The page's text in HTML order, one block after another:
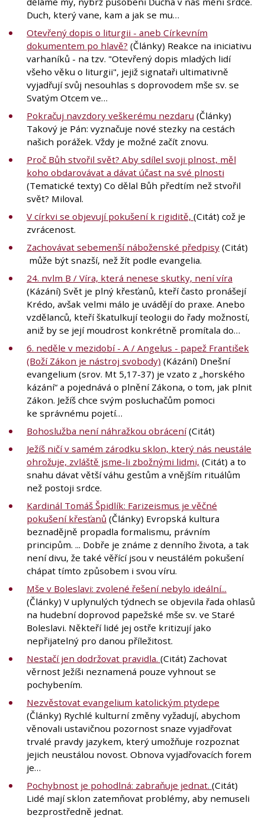
Duch, který vane, kam a jak se mu…
Otevřený dopis o liturgii - aneb Církevním
dokumentem po hlavě? (Články) Reakce na iniciativu
varhaníků - na tzv. "Otevřený dopis mladých lidí
všeho věku o liturgii", jejiž signataři ultimativně
vyjadřují svůj nesouhlas s doprovodem mše sv. se
Svatým Otcem ve…
Pokračuj navzdory veškerému nezdaru (Články)
Takový je Pán: vyznačuje nové stezky na cestách
našich porážek. Vždy je možné začít znovu.
Proč Bůh stvořil svět? Aby sdílel svoji plnost, měl
koho obdarovávat a dávat účast na své plnosti
(Tematické texty) Co dělal Bůh předtím než stvořil
svět? Miloval.
V církvi se objevují pokušení k rigiditě, (Citát) což je
zvrácenost.
Zachovávat sebemenší náboženské předpisy (Citát)
může být snazší, než žít podle evangelia.
24. nvlm B / Víra, která nenese skutky, není víra
(Kázání) Svět je plný křesťanů, kteří často pronášejí
Krédo, avšak velmi málo je uvádějí do praxe. Anebo
vzdělanců, kteří škatulkují teologii do řady možností,
aniž by se její moudrost konkrétně promítala do…
6. neděle v mezidobí - A / Angelus - papež František
(Boží Zákon je nástroj svobody) (Kázání) Dnešní
evangelium (srov. Mt 5,17-37) je vzato z „horského
kázání“ a pojednává o plnění Zákona, o tom, jak plnit
Zákon. Ježíš chce svým posluchačům pomoci
ke správnému pojetí…
Bohoslužba není náhražkou obrácení(Citát)
Ježíš ničí v samém zárodku sklon, který nás neustále
ohrožuje, zvláště jsme-li zbožnými lidmi, (Citát) a to
snahu dávat větší váhu gestům a vnějším rituálům
než postoji srdce.
Kardinál Tomáš Špidlík: Farizeismus je věčné
pokušení křesťanů (Články) Evropská kultura
beznadějně propadla formalismu, právním
principům. ... Dobře je známe z denního života, a tak
není divu, že také věřící jsou v neustálém pokušení
chápat tímto způsobem i svou víru.
Mše v Boleslavi: zvolené řešení nebylo ideální...
(Články) V uplynulých týdnech se objevila řada ohlasů
na hudební doprovod papežské mše sv. ve Staré
Boleslavi. Někteří lidé jej ostře kritizují jako
nepřijatelný pro danou příležitost.
Nestačí jen dodržovat pravidla. (Citát) Zachovat
věrnost Ježíši neznamená pouze vyhnout se
pochybením.
Nezvěstovat evangelium katolickým ptydepe
(Články) Rychlé kulturní změny vyžadují, abychom
věnovali ustavičnou pozornost snaze vyjadřovat
trvalé pravdy jazykem, který umožňuje rozpoznat
jejich neustálou novost. Obnova vyjadřovacích forem
je…
Pochybnost je pohodlná: zabraňuje jednat. (Citát)
Lidé mají sklon zatemňovat problémy, aby nemuseli
bezprostředně jednat.